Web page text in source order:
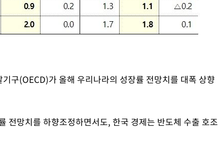
구(OECD)가 올해 우리나라의 성장률 전망치를 대폭 상향
전망치를 하향조정하면서도, 한국 경제는 반도체 수출 호조